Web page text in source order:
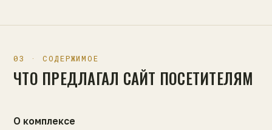
03 · СОДЕРЖИМОЕ
ЧТО ПРЕДЛАГАЛ САЙТ ПОСЕТИТЕЛЯМ
О комплексе